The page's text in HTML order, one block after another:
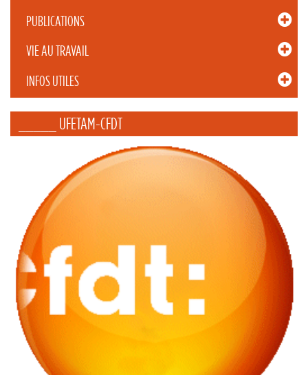
PUBLICATIONS
VIE AU TRAVAIL
INFOS UTILES
_____ UFETAM-CFDT